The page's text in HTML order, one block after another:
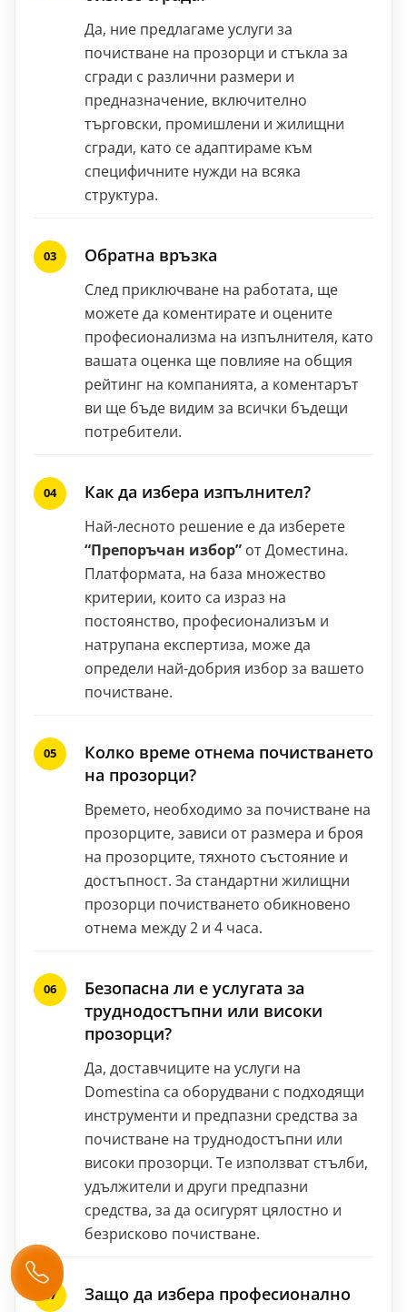
Да, ние предлагаме услуги за
почистване на прозорци и стъкла за
сгради с различни размери и
предназначение, включително
търговски, промишлени и жилищни
сгради, като се адаптираме към
специфичните нужди на всяка
структура.
Обратна връзка
След приключване на работата, ще
можете да коментирате и оцените
професионализма на изпълнителя, като
вашата оценка ще повлияе на общия
рейтинг на компанията, а коментарът
ви ще бъде видим за всички бъдещи
потребители.
Как да избера изпълнител?
Най-лесното решение е да изберете
“Препоръчан избор” от Доместина.
Платформата, на база множество
критерии, които са израз на
постоянство, професионализъм и
натрупана експертиза, може да
определи най-добрия избор за вашето
почистване.
Колко време отнема почистването
на прозорци?
Времето, необходимо за почистване на
прозорците, зависи от размера и броя
на прозорците, тяхното състояние и
достъпност. За стандартни жилищни
прозорци почистването обикновено
отнема между 2 и 4 часа.
Безопасна ли е услугата за
труднодостъпни или високи
прозорци?
Да, доставчиците на услуги на
Domestina са оборудвани с подходящи
инструменти и предпазни средства за
почистване на труднодостъпни или
високи прозорци. Те използват стълби,
удължители и други предпазни
средства, за да осигурят цялостно и
безрисково почистване.
Защо да избера професионално